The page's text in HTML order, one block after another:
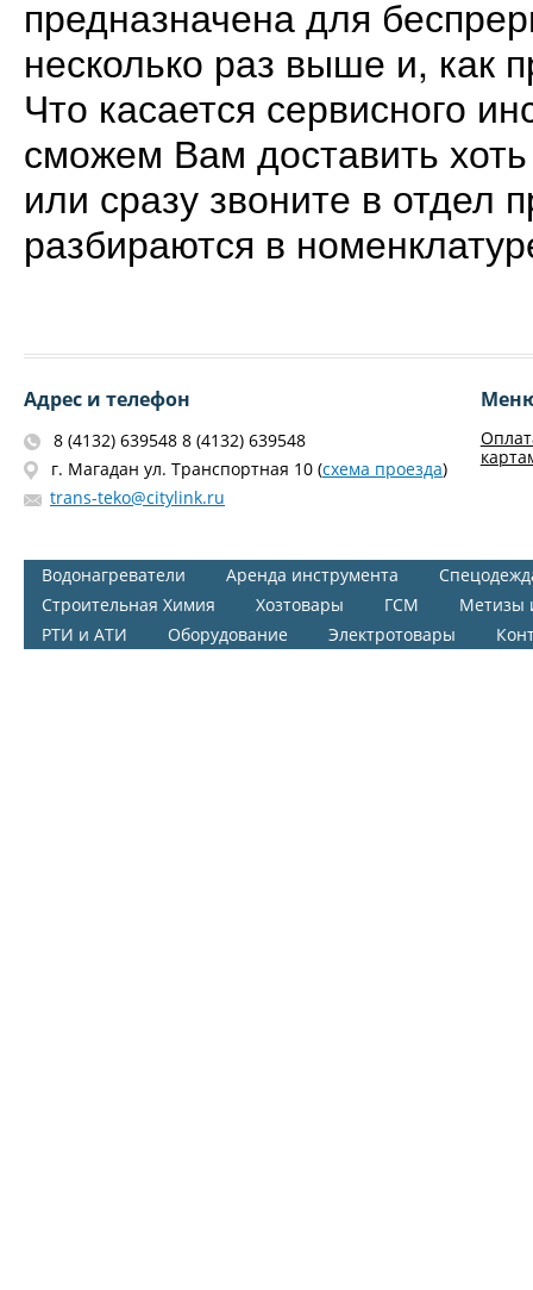
предназначена для
несколько раз выше и, как
Что касается сервисного
сможем Вам доставить
или сразу звоните в
разбираются в
Адрес и телефон
8 (4132) 639548 8 (4132) 639548
г. Магадан ул. Транспортная 10 (схема проезда)
trans-teko@citylink.ru
Водонагреватели Аренда инструмента
Строительная Химия
Хозтовары ГСМ
Метизы
РТИ и АТИ
Оборудование Электротовары